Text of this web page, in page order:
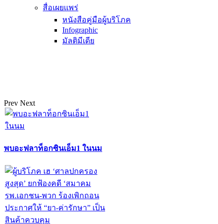
สื่อเผยแพร่
หนังสือคู่มือผู้บริโภค
Infographic
มัลติมีเดีย
Prev Next
พบอะฟลาท็อกซินเอ็ม1 ในนม